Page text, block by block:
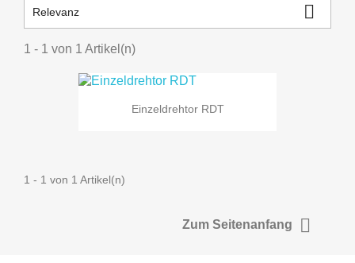
Relevanz 
1 - 1 von 1 Artikel(n)
Einzeldrehtor RDT
1 - 1 von 1 Artikel(n)
Zum Seitenanfang 